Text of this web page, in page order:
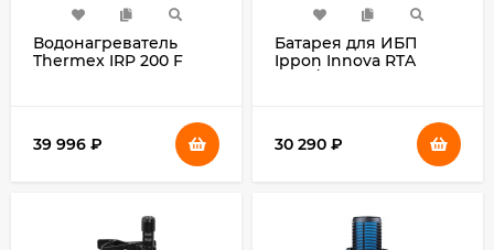
Водонагреватель
Thermex IRP 200 F
39 996 ₽
Батарея для ИБП
Ippon Innova RTA
30 290 ₽